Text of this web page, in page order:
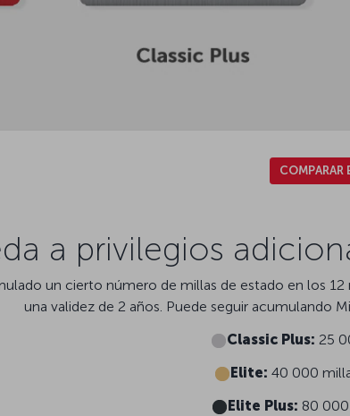
COMPARAR
a privilegios
un cierto número de millas de estado en los
una validez de 2 años. Puede seguir acumulando
Classic Plus: 25
Elite: 40 000
Elite Plus: 80